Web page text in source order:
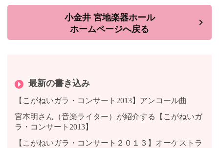
小金井 宮地楽器ホール
ホームページへ戻る
最新の書き込み
【こがねいガラ・コンサート2013】アンコール曲
宮本明さん（音楽ライター）が紹介する【こがねいガ
ラ・コンサート2013】
【こがねいガラ・コンサート２０１３】オーケストラ